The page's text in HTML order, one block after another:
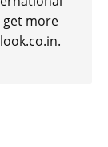
more